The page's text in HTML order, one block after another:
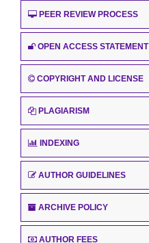
PEER REVIEW PROCESS
OPEN ACCESS STATEMENT
COPYRIGHT AND LICENSE
PLAGIARISM
INDEXING
AUTHOR GUIDELINES
ARCHIVE POLICY
AUTHOR FEES